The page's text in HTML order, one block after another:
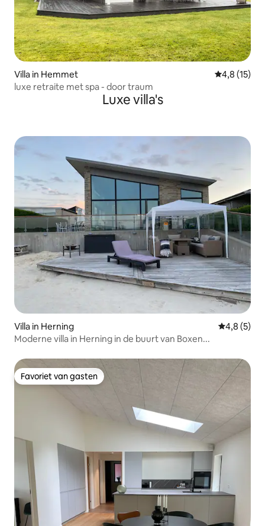
Villa in Hemmet
4,8 (15)
luxe retraite met spa - door traum
Luxe villa's
Villa in Herning
4,8 (5)
Moderne villa in Herning in de buurt van Boxen...
Favoriet van gasten
Favoriet van gasten